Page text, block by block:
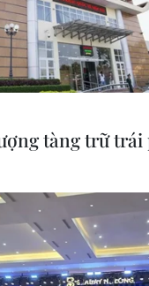
Tầm nhìn hợp
Việt Nam-
Air Premia của
bay
Minh
tàng trữ trái